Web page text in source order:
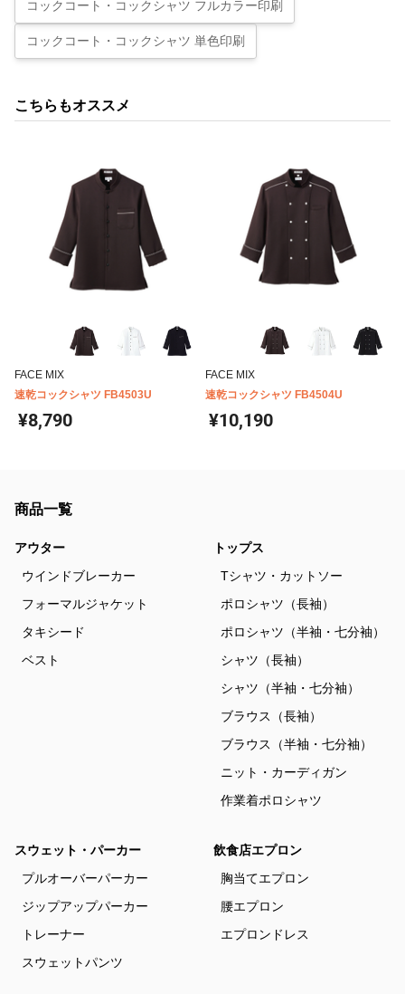
コックコート・コックシャツ フルカラー印刷
コックコート・コックシャツ 単色印刷
こちらもオススメ
FACE MIX
速乾コックシャツ FB4503U
¥8,790
FACE MIX
速乾コックシャツ FB4504U
¥10,190
商品一覧
アウター
ウインドブレーカー
フォーマルジャケット
タキシード
ベスト
トップス
Tシャツ・カットソー
ポロシャツ（長袖）
ポロシャツ（半袖・七分袖）
シャツ（長袖）
シャツ（半袖・七分袖）
ブラウス（長袖）
ブラウス（半袖・七分袖）
ニット・カーディガン
作業着ポロシャツ
スウェット・パーカー
プルオーバーパーカー
ジップアップパーカー
トレーナー
スウェットパンツ
飲食店エプロン
胸当てエプロン
腰エプロン
エプロンドレス